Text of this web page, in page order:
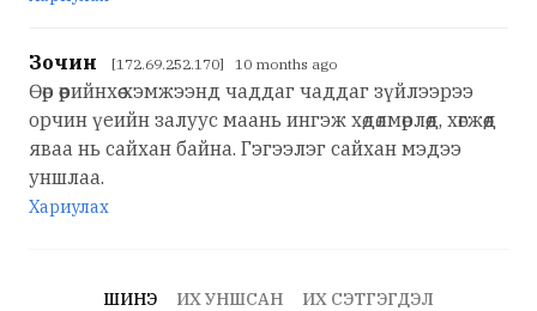
Зочин [172.69.252.170] 10 months ago
Өөр өөрийнхөө хэмжээнд чаддаг чаддаг зүйлээрээ
орчин үеийн залуус маань ингэж хөдөлмөрлөөд, хөгжөөд
яваа нь сайхан байна. Гэгээлэг сайхан мэдээ
уншлаа.
Хариулах
ШИНЭ ИХ УНШСАН ИХ СЭТГЭГДЭЛ